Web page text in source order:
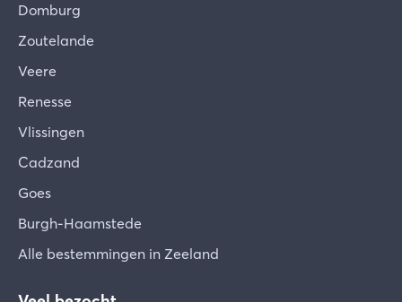
Domburg
Zoutelande
Veere
Renesse
Vlissingen
Cadzand
Goes
Burgh-Haamstede
Alle bestemmingen in Zeeland